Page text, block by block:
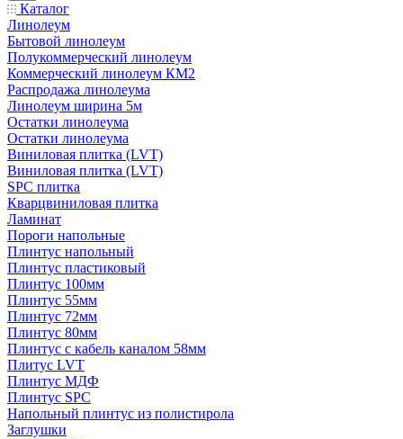
Каталог
Линолеум
Бытовой линолеум
Полукоммерческий линолеум
Коммерческий линолеум КМ2
Распродажа линолеума
Линолеум ширина 5м
Остатки линолеума
Остатки линолеума
Виниловая плитка (LVT)
Виниловая плитка (LVT)
SPC плитка
Кварцвиниловая плитка
Ламинат
Пороги напольные
Плинтус напольный
Плинтус пластиковый
Плинтус 100мм
Плинтус 55мм
Плинтус 72мм
Плинтус 80мм
Плинтус с кабель каналом 58мм
Плитус LVT
Плинтус МДФ
Плинтус SPC
Напольный плинтус из полистирола
Заглушки